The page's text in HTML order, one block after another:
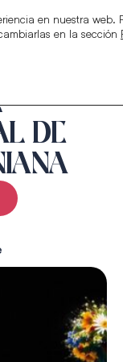
DE
en nuestra web.
en la sección